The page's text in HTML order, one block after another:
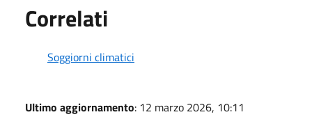
Correlati
Soggiorni climatici
Ultimo aggiornamento: 12 marzo 2026, 10:11